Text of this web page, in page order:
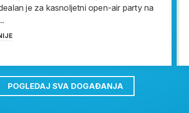
je za kasnoljetni open-air party na
POGLEDAJ SVA DOGAĐANJA